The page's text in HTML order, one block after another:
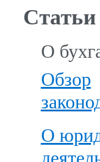
Статьи
О
Обзор
О